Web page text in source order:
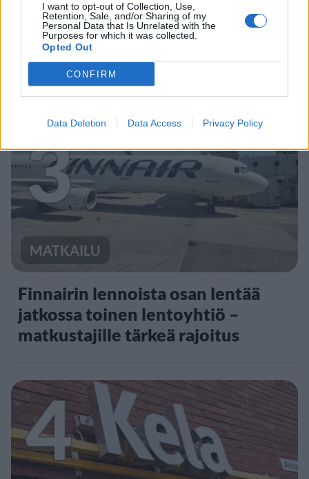
I want to opt-out of Collection, Use,
Retention, Sale, and/or Sharing of my
Personal Data that Is Unrelated with the
Purposes for which it was collected.
Opted Out
CONFIRM
Data Deletion Data Access Privacy Policy
Sääennuste ulottuu nyt
marraskuulle – tältä näyttää
syksyn sää
3
MATKAILU
Finnairin lennoista osan lentää
jatkossa toinen lentoyhtiö –
matkustajille tärkeä rajoitus
4